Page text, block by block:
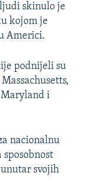
skinulo je
kojom je
Americi.
podnijeli su
Maryland i
nacionalnu
svojih